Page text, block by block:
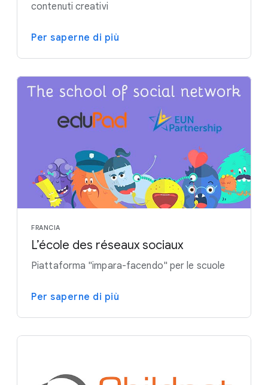
contenuti creativi
Per saperne di più
FRANCIA
L’école des réseaux sociaux
Piattaforma "impara-facendo" per le scuole
Per saperne di più